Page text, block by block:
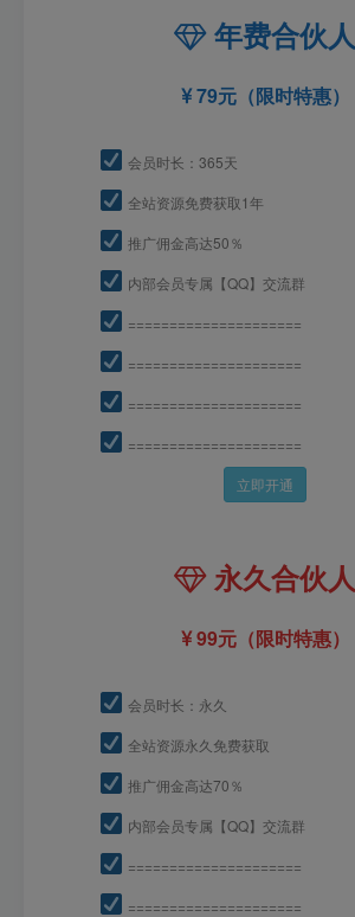
年费合伙人
79元（限时特惠）
会员时长：365天
全站资源免费获取1年
推广佣金高达50％
内部会员专属【QQ】交流群
=====================
=====================
=====================
=====================
立即开通
永久合伙人
99元（限时特惠）
会员时长：永久
全站资源永久免费获取
推广佣金高达70％
内部会员专属【QQ】交流群
=====================
=====================